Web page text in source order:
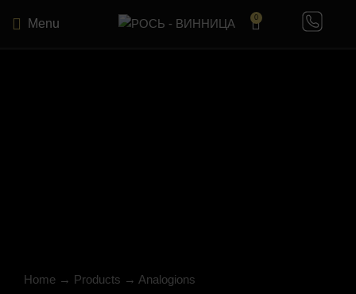
Menu 0
Home → Products → Analogions